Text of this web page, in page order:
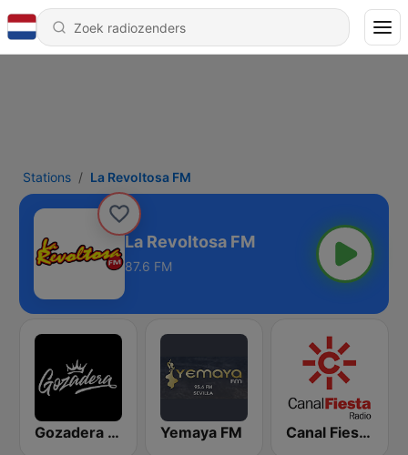
Stations La Revoltosa FM
La Revoltosa FM
87.6 FM
Gozadera FM Yemaya FM Canal Fiesta Radio